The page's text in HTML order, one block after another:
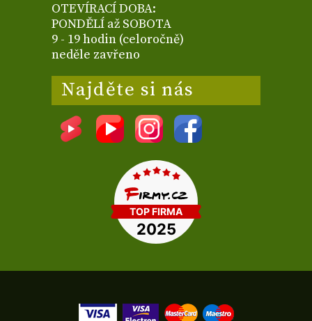
OTEVÍRACÍ DOBA:
PONDĚLÍ až SOBOTA
9 - 19 hodin (celoročně)
neděle zavřeno
Najděte si nás